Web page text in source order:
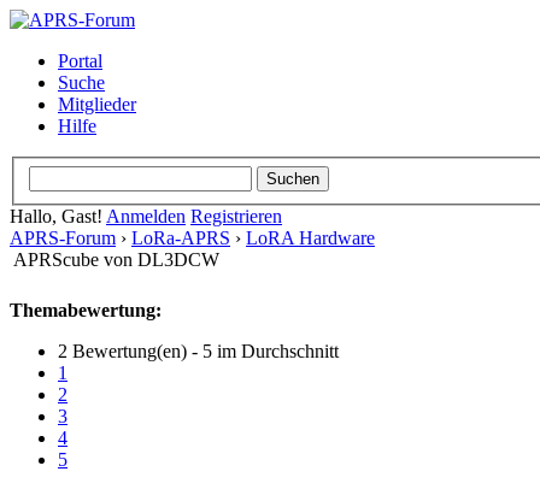
Portal
Suche
Mitglieder
Hilfe
Hallo, Gast! Anmelden Registrieren
APRS-Forum › LoRa-APRS › LoRA Hardware
APRScube von DL3DCW
Themabewertung:
2 Bewertung(en) - 5 im Durchschnitt
1
2
3
4
5